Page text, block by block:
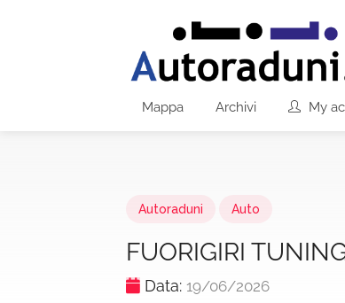
Mappa Archivi My
Autoraduni Auto
FUORIGIRI
Data: 19/06/2026